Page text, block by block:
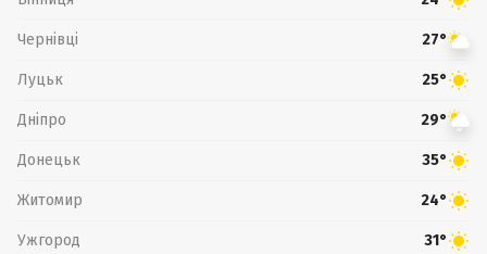
Чернівці 27°
Луцьк 25°
Дніпро 29°
Донецьк 35°
Житомир 24°
Ужгород 31°